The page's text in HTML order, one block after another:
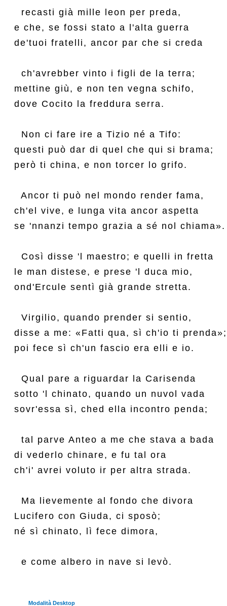
  recasti già mille leon per preda,
e che, se fossi stato a l'alta guerra
de'tuoi fratelli, ancor par che si creda
  ch'avrebber vinto i figli de la terra;
mettine giù, e non ten vegna schifo,
dove Cocito la freddura serra.
  Non ci fare ire a Tizio né a Tifo:
questi può dar di quel che qui si brama;
però ti china, e non torcer lo grifo.
  Ancor ti può nel mondo render fama,
ch'el vive, e lunga vita ancor aspetta
se 'nnanzi tempo grazia a sé nol chiama».
  Così disse 'l maestro; e quelli in fretta
le man distese, e prese 'l duca mio,
ond'Ercule sentì già grande stretta.
  Virgilio, quando prender si sentio,
disse a me: «Fatti qua, sì ch'io ti prenda»;
poi fece sì ch'un fascio era elli e io.
  Qual pare a riguardar la Carisenda
sotto 'l chinato, quando un nuvol vada
sovr'essa sì, ched ella incontro penda;
  tal parve Anteo a me che stava a bada
di vederlo chinare, e fu tal ora
ch'i' avrei voluto ir per altra strada.
  Ma lievemente al fondo che divora
Lucifero con Giuda, ci sposò;
né sì chinato, lì fece dimora,
Modalità Desktop